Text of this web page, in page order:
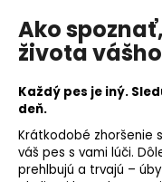
Ako
života
Každý pes je iný.
deň.
Krátkodobé zhoršenie
váš pes s vami lúči.
prehlbujú a trvajú –
O
d